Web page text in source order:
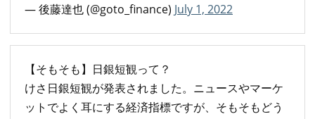
— 後藤達也 (@goto_finance) July 1, 2022
【そもそも】日銀短観って？
けさ日銀短観が発表されました。ニュースやマーケ
ットでよく耳にする経済指標ですが、そもそもどう